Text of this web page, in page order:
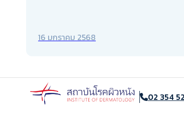
16 มกราคม 2568
02 354